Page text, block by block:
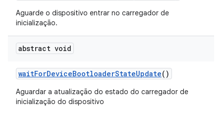
Aguarde o dispositivo entrar no carregador de
inicialização.
abstract void
waitForDeviceBootloaderStateUpdate()
Aguardar a atualização do estado do carregador de
inicialização do dispositivo